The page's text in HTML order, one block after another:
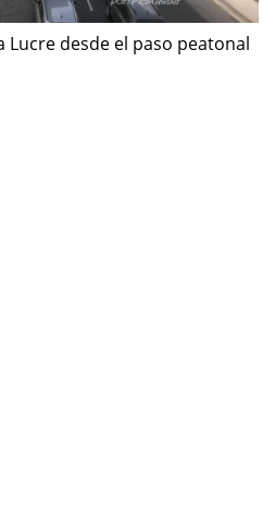
Lucre desde el paso peatonal